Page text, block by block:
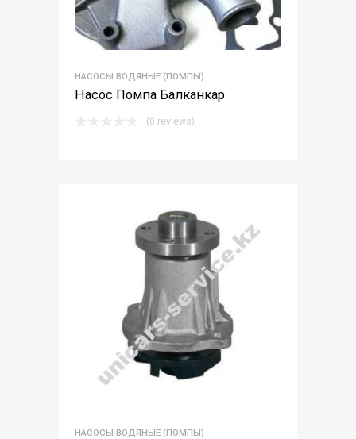
НАСОСЫ ВОДЯНЫЕ (ПОМПЫ)
Насос Помпа Балканкар
(0 reviews)
НАСОСЫ ВОДЯНЫЕ (ПОМПЫ)